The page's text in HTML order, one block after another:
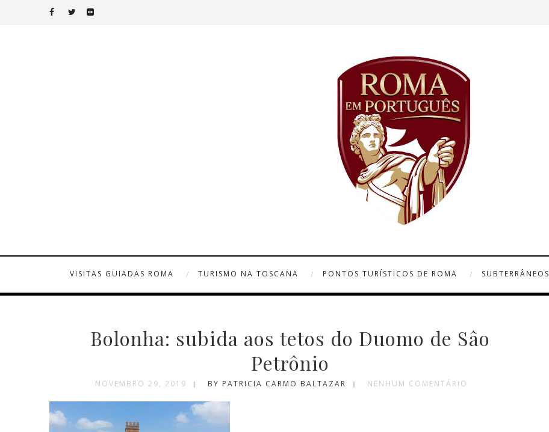
VISITAS GUIADAS ROMA TURISMO NA TOSCANA PONTOS TURÍSTICOS DE ROMA SUBTERRÂNEOS
Bolonha: subida aos tetos do Duomo de Sâo
Petrônio
NOVEMBRO 29, 2019 BY PATRICIA CARMO BALTAZAR NENHUM COMENTÁRIO